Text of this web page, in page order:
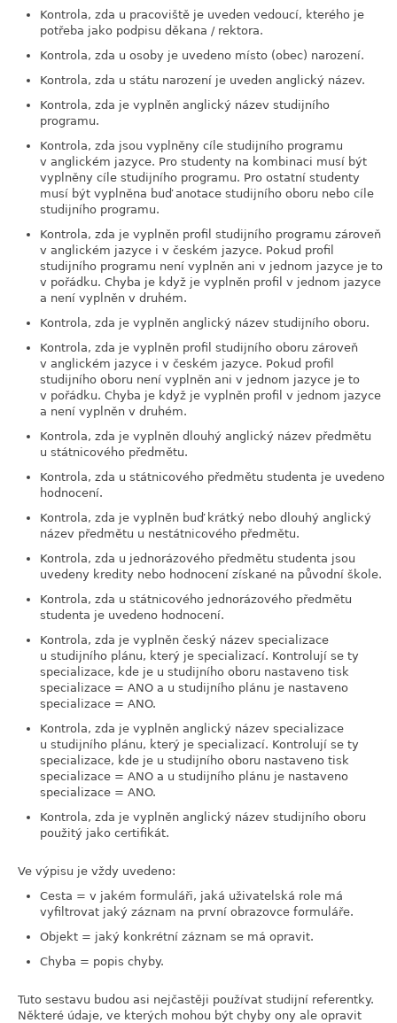
Kontrola, zda u pracoviště je uveden vedoucí, kterého je
potřeba jako podpisu děkana / rektora.
Kontrola, zda u osoby je uvedeno místo (obec) narození.
Kontrola, zda u státu narození je uveden anglický název.
Kontrola, zda je vyplněn anglický název studijního
programu.
Kontrola, zda jsou vyplněny cíle studijního programu
v anglickém jazyce. Pro studenty na kombinaci musí být
vyplněny cíle studijního programu. Pro ostatní studenty
musí být vyplněna buď anotace studijního oboru nebo cíle
studijního programu.
Kontrola, zda je vyplněn profil studijního programu zároveň
v anglickém jazyce i v českém jazyce. Pokud profil
studijního programu není vyplněn ani v jednom jazyce je to
v pořádku. Chyba je když je vyplněn profil v jednom jazyce
a není vyplněn v druhém.
Kontrola, zda je vyplněn anglický název studijního oboru.
Kontrola, zda je vyplněn profil studijního oboru zároveň
v anglickém jazyce i v českém jazyce. Pokud profil
studijního oboru není vyplněn ani v jednom jazyce je to
v pořádku. Chyba je když je vyplněn profil v jednom jazyce
a není vyplněn v druhém.
Kontrola, zda je vyplněn dlouhý anglický název předmětu
u státnicového předmětu.
Kontrola, zda u státnicového předmětu studenta je uvedeno
hodnocení.
Kontrola, zda je vyplněn buď krátký nebo dlouhý anglický
název předmětu u nestátnicového předmětu.
Kontrola, zda u jednorázového předmětu studenta jsou
uvedeny kredity nebo hodnocení získané na původní škole.
Kontrola, zda u státnicového jednorázového předmětu
studenta je uvedeno hodnocení.
Kontrola, zda je vyplněn český název specializace
u studijního plánu, který je specializací. Kontrolují se ty
specializace, kde je u studijního oboru nastaveno tisk
specializace = ANO a u studijního plánu je nastaveno
specializace = ANO.
Kontrola, zda je vyplněn anglický název specializace
u studijního plánu, který je specializací. Kontrolují se ty
specializace, kde je u studijního oboru nastaveno tisk
specializace = ANO a u studijního plánu je nastaveno
specializace = ANO.
Kontrola, zda je vyplněn anglický název studijního oboru
použitý jako certifikát.
Ve výpisu je vždy uvedeno:
Cesta = v jakém formuláři, jaká uživatelská role má
vyfiltrovat jaký záznam na první obrazovce formuláře.
Objekt = jaký konkrétní záznam se má opravit.
Chyba = popis chyby.
Tuto sestavu budou asi nejčastěji používat studijní referentky.
Některé údaje, ve kterých mohou být chyby ony ale opravit